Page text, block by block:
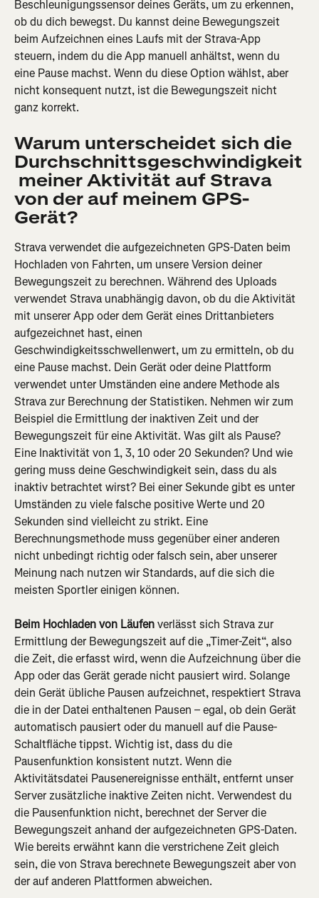
Beschleunigungssensor deines Geräts, um zu erkennen,
ob du dich bewegst. Du kannst deine Bewegungszeit
beim Aufzeichnen eines Laufs mit der Strava-App
steuern, indem du die App manuell anhältst, wenn du
eine Pause machst. Wenn du diese Option wählst, aber
nicht konsequent nutzt, ist die Bewegungszeit nicht
ganz korrekt.
Warum unterscheidet sich die
Durchschnittsgeschwindigkeit
meiner Aktivität auf Strava
von der auf meinem GPS-
Gerät?
Strava verwendet die aufgezeichneten GPS-Daten beim
Hochladen von Fahrten, um unsere Version deiner
Bewegungszeit zu berechnen. Während des Uploads
verwendet Strava unabhängig davon, ob du die Aktivität
mit unserer App oder dem Gerät eines Drittanbieters
aufgezeichnet hast, einen
Geschwindigkeitsschwellenwert, um zu ermitteln, ob du
eine Pause machst. Dein Gerät oder deine Plattform
verwendet unter Umständen eine andere Methode als
Strava zur Berechnung der Statistiken. Nehmen wir zum
Beispiel die Ermittlung der inaktiven Zeit und der
Bewegungszeit für eine Aktivität. Was gilt als Pause?
Eine Inaktivität von 1, 3, 10 oder 20 Sekunden? Und wie
gering muss deine Geschwindigkeit sein, dass du als
inaktiv betrachtet wirst? Bei einer Sekunde gibt es unter
Umständen zu viele falsche positive Werte und 20
Sekunden sind vielleicht zu strikt. Eine
Berechnungsmethode muss gegenüber einer anderen
nicht unbedingt richtig oder falsch sein, aber unserer
Meinung nach nutzen wir Standards, auf die sich die
meisten Sportler einigen können.
Beim Hochladen von Läufen verlässt sich Strava zur
Ermittlung der Bewegungszeit auf die „Timer-Zeit“, also
die Zeit, die erfasst wird, wenn die Aufzeichnung über die
App oder das Gerät gerade nicht pausiert wird. Solange
dein Gerät übliche Pausen aufzeichnet, respektiert Strava
die in der Datei enthaltenen Pausen – egal, ob dein Gerät
automatisch pausiert oder du manuell auf die Pause-
Schaltfläche tippst. Wichtig ist, dass du die
Pausenfunktion konsistent nutzt. Wenn die
Aktivitätsdatei Pausenereignisse enthält, entfernt unser
Server zusätzliche inaktive Zeiten nicht. Verwendest du
die Pausenfunktion nicht, berechnet der Server die
Bewegungszeit anhand der aufgezeichneten GPS-Daten.
Wie bereits erwähnt kann die verstrichene Zeit gleich
sein, die von Strava berechnete Bewegungszeit aber von
der auf anderen Plattformen abweichen.